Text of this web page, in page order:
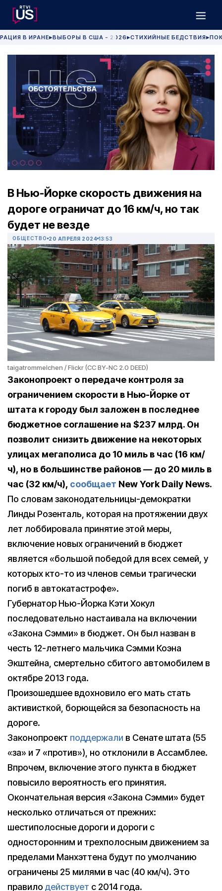
В ИРАНЕ▶ВЫБОРЫ В США - 2026 ▶СТИХИЙНЫЕ БЕДСТВИЯ▶
В Нью-Йорке скорость движения на
дороге ограничат до 16 км/ч, но так
будет не везде
ОБЩЕСТВО 20 АПРЕЛЯ 2024 13:53
taigatrommelchen / Flickr (CC BY-NC 2.0 DEED)
Законопроект о передаче контроля за
ограничением скорости в Нью-Йорке от
штата к городу был заложен в последнее
бюджетное соглашение на $237 млрд. Он
позволит снизить движение на некоторых
улицах мегаполиса до 10 миль в час (16 км/
ч), но в большинстве районов — до 20 миль в
час (32 км/ч), сообщает New York Daily News.
По словам законодательницы-демократки
Линды Розенталь, которая на протяжении двух
лет лоббировала принятие этой меры,
включение новых ограничений в бюджет
является «большой победой для всех семей, у
которых кто-то из членов семьи трагически
погиб в автокатастрофе».
Губернатор Нью-Йорка Кэти Хокул
последовательно настаивала на включении
«Закона Сэмми» в бюджет. Он был назван в
честь 12-летнего мальчика Сэмми Коэна
Экштейна, смертельно сбитого автомобилем в
октябре 2013 года.
Произошедшее вдохновило его мать стать
активисткой, борющейся за безопасность на
дороге.
Законопроект поддержали в Сенате штата (55
«за» и 7 «против»), но отклонили в Ассамблее.
Впрочем, включение этого пункта в бюджет
повысило вероятность его принятия.
Окончательная версия «Закона Сэмми» будет
несколько отличаться от прежних:
шестиполосные дороги и дороги с
односторонним и трехполосным движением за
пределами Манхэттена будут по умолчанию
ограничены 25 милями в час (40 км/ч). Это
правило действует с 2014 года.